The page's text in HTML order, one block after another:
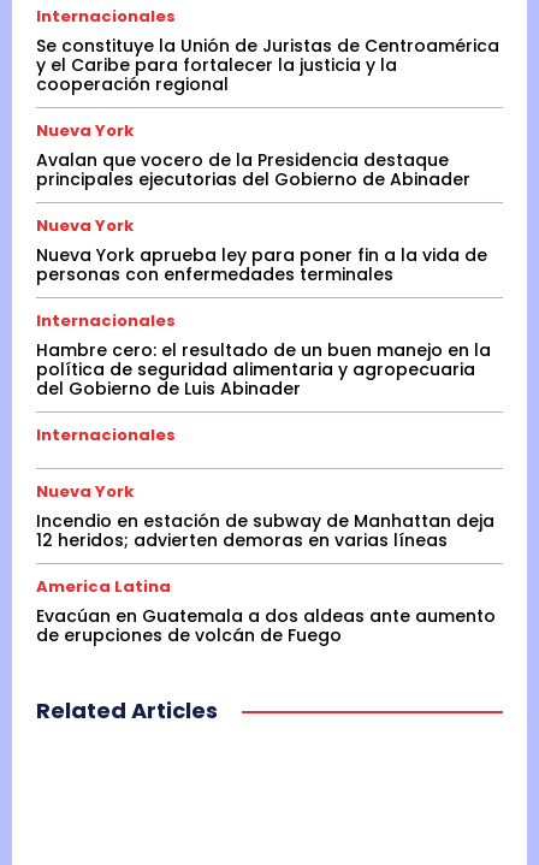
Internacionales
Se constituye la Unión de Juristas de Centroamérica
y el Caribe para fortalecer la justicia y la
cooperación regional
Nueva York
Avalan que vocero de la Presidencia destaque
principales ejecutorias del Gobierno de Abinader
Nueva York
Nueva York aprueba ley para poner fin a la vida de
personas con enfermedades terminales
Internacionales
Hambre cero: el resultado de un buen manejo en la
política de seguridad alimentaria y agropecuaria
del Gobierno de Luis Abinader
Internacionales
Nueva York
Incendio en estación de subway de Manhattan deja
12 heridos; advierten demoras en varias líneas
America Latina
Evacúan en Guatemala a dos aldeas ante aumento
de erupciones de volcán de Fuego
Related Articles